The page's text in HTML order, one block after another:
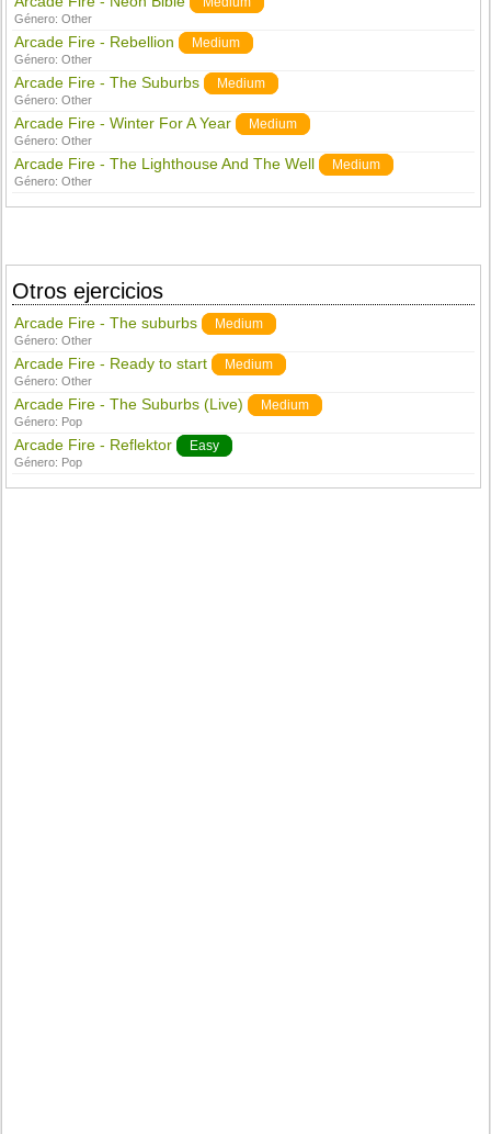
Género:Other
Arcade Fire - Rebellion Medium
Género:Other
Arcade Fire - The Suburbs Medium
Género:Other
Arcade Fire - Winter For A Year Medium
Género:Other
Arcade Fire - The Lighthouse And The Well Medium
Género:Other
Otros ejercicios
Arcade Fire - The suburbs Medium
Género:Other
Arcade Fire - Ready to start Medium
Género:Other
Arcade Fire - The Suburbs (Live) Medium
Género: Pop
Arcade Fire - Reflektor Easy
Género: Pop